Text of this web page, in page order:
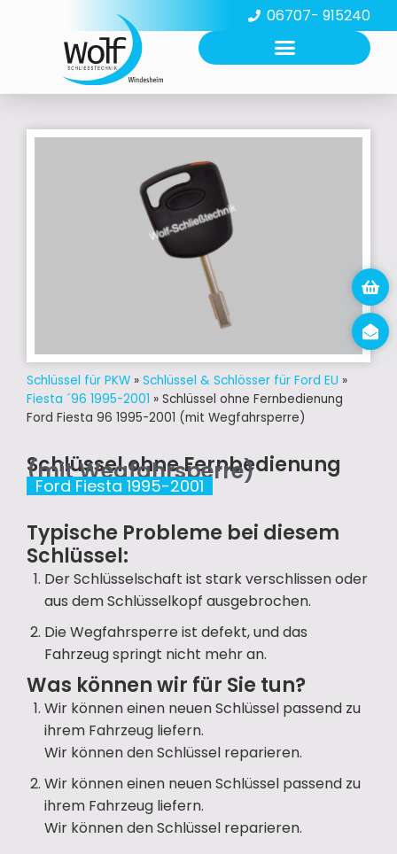
06707- 915240
Schlüssel für PKW » Schlüssel & Schlösser für Ford EU »
Fiesta ´96 1995-2001 » Schlüssel ohne Fernbedienung
Ford Fiesta 96 1995-2001 (mit Wegfahrsperre)
Schlüssel ohne Fernbedienung
(mit Wegfahrsperre)
Ford Fiesta 1995-2001
Typische Probleme bei diesem
Schlüssel:
Der Schlüsselschaft ist stark verschlissen oder
aus dem Schlüsselkopf ausgebrochen.
Die Wegfahrsperre ist defekt, und das
Fahrzeug springt nicht mehr an.
Was können wir für Sie tun?
Wir können einen neuen Schlüssel passend zu
ihrem Fahrzeug liefern.
Wir können den Schlüssel reparieren.
Wir können einen neuen Schlüssel passend zu
ihrem Fahrzeug liefern.
Wir können den Schlüssel reparieren.